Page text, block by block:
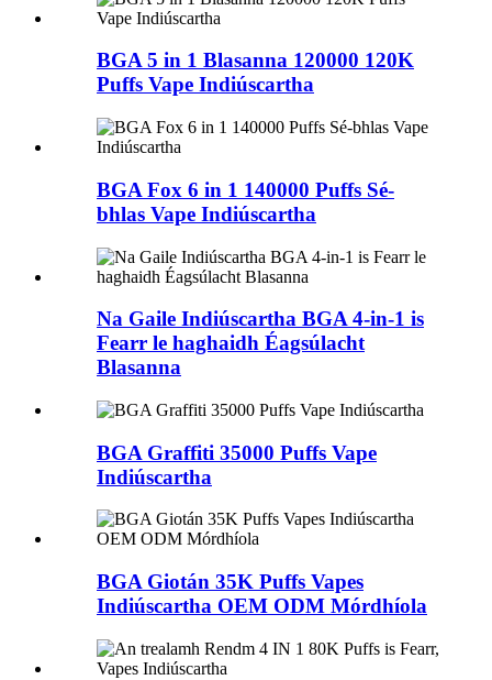
BGA 5 in 1 Blasanna 120000 120K
Puffs Vape Indiúscartha
BGA Fox 6 in 1 140000 Puffs Sé-
bhlas Vape Indiúscartha
Na Gaile Indiúscartha BGA 4-in-1 is
Fearr le haghaidh Éagsúlacht
Blasanna
BGA Graffiti 35000 Puffs Vape
Indiúscartha
BGA Giotán 35K Puffs Vapes
Indiúscartha OEM ODM Mórdhíola